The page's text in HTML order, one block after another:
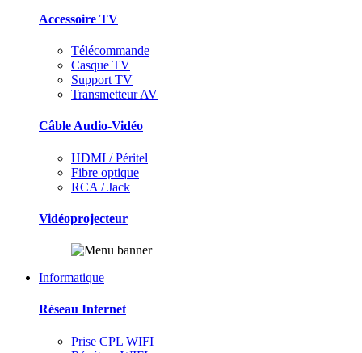
Accessoire TV
Télécommande
Casque TV
Support TV
Transmetteur AV
Câble Audio-Vidéo
HDMI / Péritel
Fibre optique
RCA / Jack
Vidéoprojecteur
Informatique
Réseau Internet
Prise CPL WIFI